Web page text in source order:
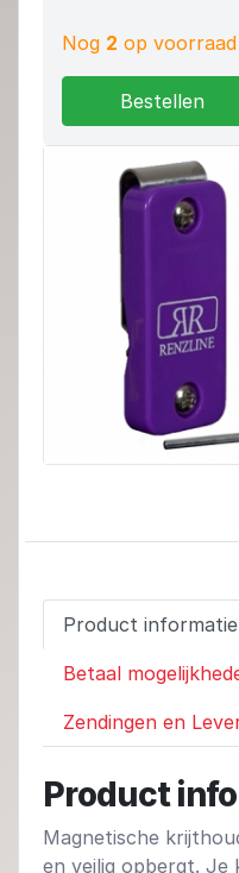
Nog 2 op voorraad
Bestellen
Product informatie
Betaal
Zendingen en
Product
Magnetische
en veilig opbergt. Je